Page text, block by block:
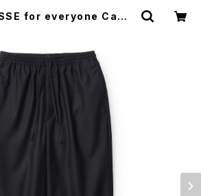
for everyone Cash